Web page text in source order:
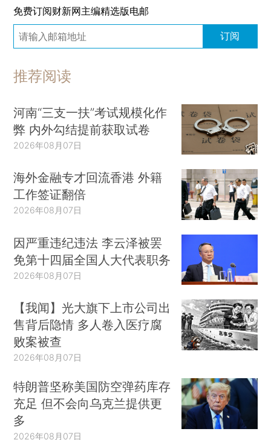
免费订阅财新网主编精选版电邮
订阅
推荐阅读
河南“三支一扶”考试规模化作
弊 内外勾结提前获取试卷
2026年08月07日
海外金融专才回流香港 外籍
工作签证翻倍
2026年08月07日
因严重违纪违法 李云泽被罢
免第十四届全国人大代表职务
2026年08月07日
【我闻】光大旗下上市公司出
售背后隐情 多人卷入医疗腐
败案被查
2026年08月07日
特朗普坚称美国防空弹药库存
充足 但不会向乌克兰提供更
多
2026年08月07日